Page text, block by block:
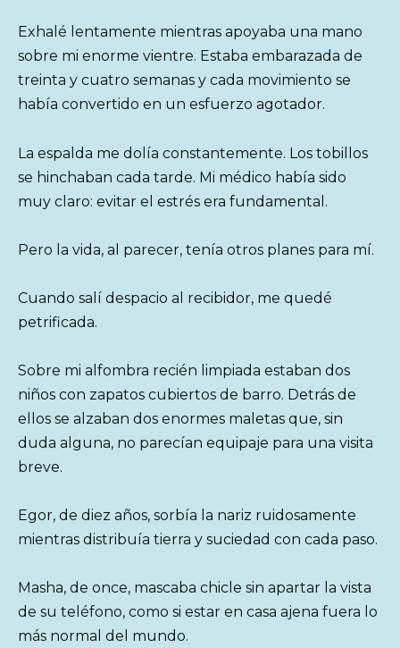
Exhalé lentamente mientras apoyaba una mano
sobre mi enorme vientre. Estaba embarazada de
treinta y cuatro semanas y cada movimiento se
había convertido en un esfuerzo agotador.
La espalda me dolía constantemente. Los tobillos
se hinchaban cada tarde. Mi médico había sido
muy claro: evitar el estrés era fundamental.
Pero la vida, al parecer, tenía otros planes para mí.
Cuando salí despacio al recibidor, me quedé
petrificada.
Sobre mi alfombra recién limpiada estaban dos
niños con zapatos cubiertos de barro. Detrás de
ellos se alzaban dos enormes maletas que, sin
duda alguna, no parecían equipaje para una visita
breve.
Egor, de diez años, sorbía la nariz ruidosamente
mientras distribuía tierra y suciedad con cada paso.
Masha, de once, mascaba chicle sin apartar la vista
de su teléfono, como si estar en casa ajena fuera lo
más normal del mundo.